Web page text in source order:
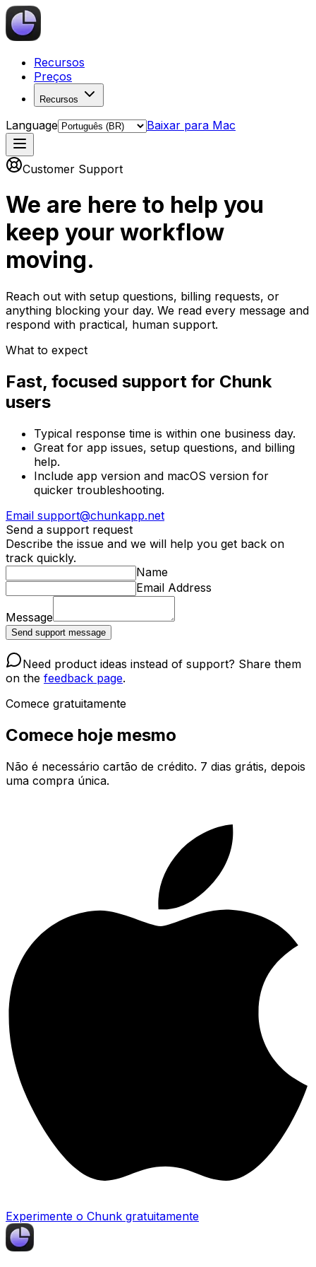
Recursos
Preços
Recursos
Language Baixar para Mac
Customer Support
We are here to help you
keep your workflow
moving.
Reach out with setup questions, billing requests, or
anything blocking your day. We read every message and
respond with practical, human support.
What to expect
Fast, focused support for Chunk
users
Typical response time is within one business day.
Great for app issues, setup questions, and billing
help.
Include app version and macOS version for
quicker troubleshooting.
Email support@chunkapp.net
Send a support request
Describe the issue and we will help you get back on
track quickly.
Name
Email Address
Message
Send support message
Need product ideas instead of support? Share them
on the feedback page.
Comece gratuitamente
Comece hoje mesmo
Não é necessário cartão de crédito. 7 dias grátis, depois
uma compra única.
Experimente o Chunk gratuitamente